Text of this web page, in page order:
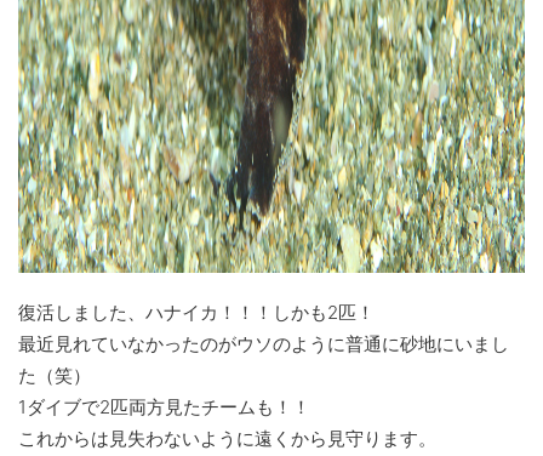
復活しました、ハナイカ！！！しかも2匹！
最近見れていなかったのがウソのように普通に砂地にいまし
た（笑）
1ダイブで2匹両方見たチームも！！
これからは見失わないように遠くから見守ります。